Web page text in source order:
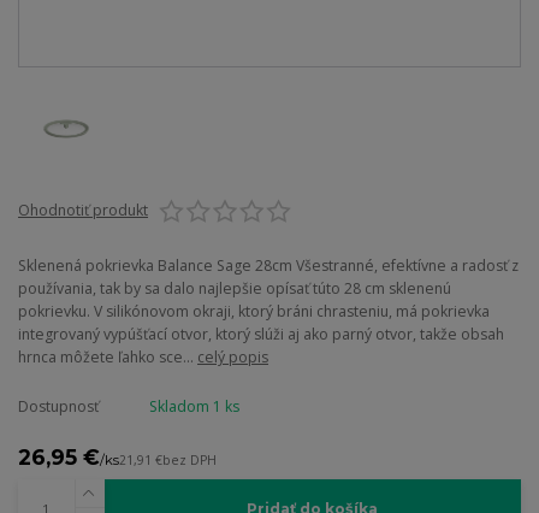
Ohodnotiť produkt
Sklenená pokrievka Balance Sage 28cm Všestranné, efektívne a radosť z
používania, tak by sa dalo najlepšie opísať túto 28 cm sklenenú
pokrievku. V silikónovom okraji, ktorý bráni chrasteniu, má pokrievka
integrovaný vypúšťací otvor, ktorý slúži aj ako parný otvor, takže obsah
hrnca môžete ľahko sce... celý popis
Dostupnosť Skladom 1 ks
26,95 €/ks21,91 €bez DPH
Pridať do košíka